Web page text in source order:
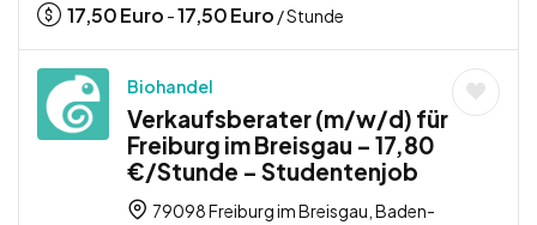
17,50Euro -17,50Euro / Stunde
Biohandel
Verkaufsberater (m/w/d) für
Freiburg im Breisgau – 17,80
€/Stunde – Studentenjob
79098 Freiburg im Breisgau, Baden-